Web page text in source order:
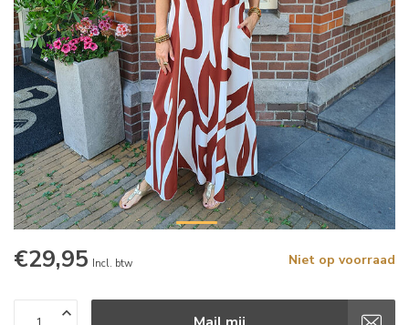
€29,95 Incl. btw Niet op voorraad